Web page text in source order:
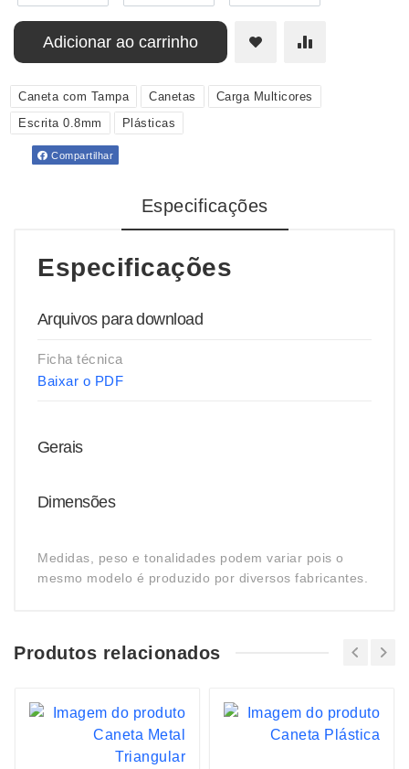
Adicionar ao carrinho
Caneta com Tampa Canetas
Carga Multicores
Escrita 0.8mm
Plásticas
Compartilhar
Especificações
Especificações
Arquivos para download
Ficha técnica
Baixar o PDF
Gerais
Dimensões
Medidas, peso e tonalidades podem variar pois o
mesmo modelo é produzido por diversos fabricantes.
Produtos relacionados